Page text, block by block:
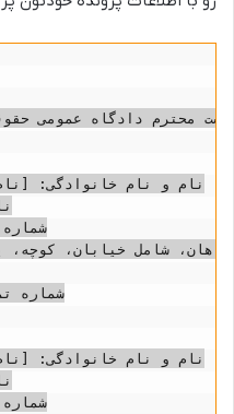
محترم دادگاه عمومی
نام و نام خانوادگی:
شامل خیابان، کوچه،
شماره
نام و نام خانوادگی: